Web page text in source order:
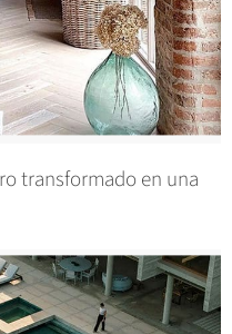
transformado en una